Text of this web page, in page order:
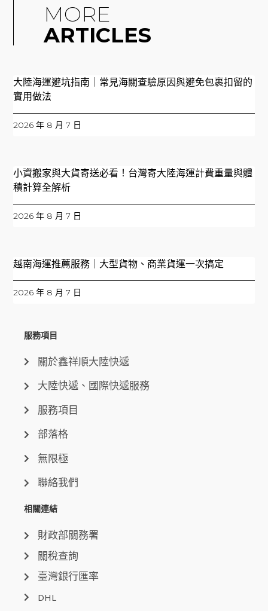
MORE
ARTICLES
大陸海運避坑指南｜常見海關查驗原因與避免包裹扣留的
實用做法
2026 年 8 月 7 日
小資搬家與大貨寄送必看！台灣寄大陸海運計費重量與體
積計算全解析
2026 年 8 月 7 日
越南海運推薦服務｜大型貨物、商業貨運一次搞定
2026 年 8 月 7 日
服務項目
關於鑫祥順大陸快遞
大陸快遞、國際快遞服務
服務項目
部落格
無限極
聯絡我們
相關連結
財政部關務署
關稅查詢
臺灣銀行匯率
DHL